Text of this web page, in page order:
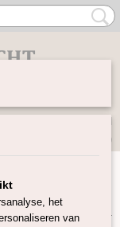
(0)
het
van